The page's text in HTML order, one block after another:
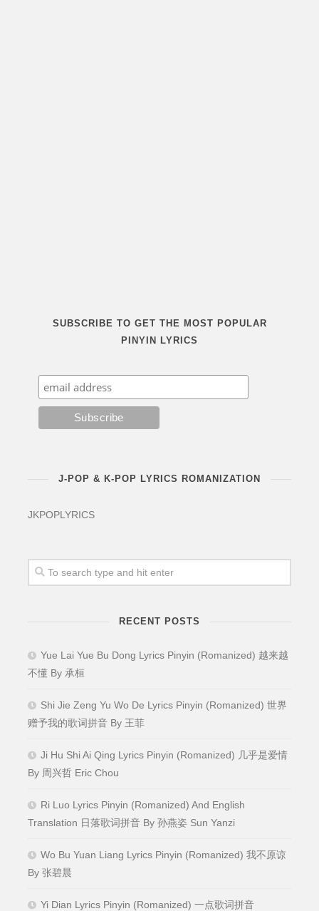
SUBSCRIBE TO GET THE MOST POPULAR
PINYIN LYRICS
J-POP & K-POP LYRICS ROMANIZATION
JKPOPLYRICS
RECENT POSTS
Yue Lai Yue Bu Dong Lyrics Pinyin (Romanized) 越来越
不懂 By 承桓
Shi Jie Zeng Yu Wo De Lyrics Pinyin (Romanized) 世界
赠予我的歌词拼音 By 王菲
Ji Hu Shi Ai Qing Lyrics Pinyin (Romanized) 几乎是爱情
By 周兴哲 Eric Chou
Ri Luo Lyrics Pinyin (Romanized) And English
Translation 日落歌词拼音 By 孙燕姿 Sun Yanzi
Wo Bu Yuan Liang Lyrics Pinyin (Romanized) 我不原谅
By 张碧晨
Yi Dian Lyrics Pinyin (Romanized) 一点歌词拼音